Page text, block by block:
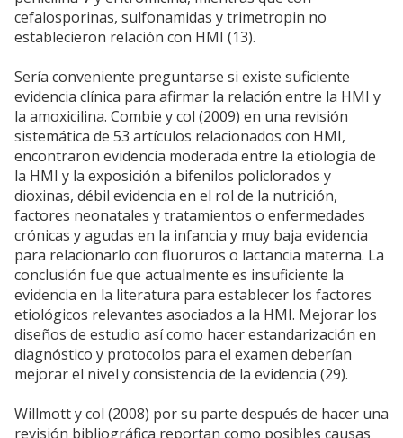
cefalosporinas, sulfonamidas y trimetropin no
establecieron relación con HMI (13).
Sería conveniente preguntarse si existe suficiente
evidencia clínica para afirmar la relación entre la HMI y
la amoxicilina. Combie y col (2009) en una revisión
sistemática de 53 artículos relacionados con HMI,
encontraron evidencia moderada entre la etiología de
la HMI y la exposición a bifenilos policlorados y
dioxinas, débil evidencia en el rol de la nutrición,
factores neonatales y tratamientos o enfermedades
crónicas y agudas en la infancia y muy baja evidencia
para relacionarlo con fluoruros o lactancia materna. La
conclusión fue que actualmente es insuficiente la
evidencia en la literatura para establecer los factores
etiológicos relevantes asociados a la HMI. Mejorar los
diseños de estudio así como hacer estandarización en
diagnóstico y protocolos para el examen deberían
mejorar el nivel y consistencia de la evidencia (29).
Willmott y col (2008) por su parte después de hacer una
revisión bibliográfica reportan como posibles causas